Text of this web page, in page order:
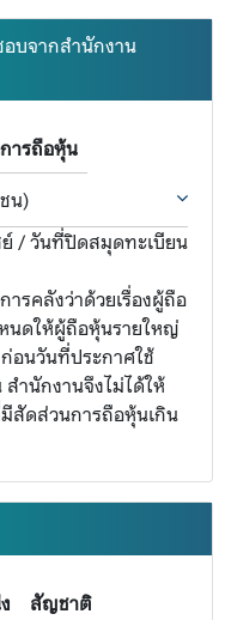
บจากสำนักงาน
ารถือหุ้น
น)
/ วันที่ปิดสมุดทะเบียน
รคลังว่าด้วยเรื่องผู้ถือ
นดให้ผู้ถือหุ้นรายใหญ่
อนวันที่ประกาศใช้
ำนักงานจึงไม่ได้ให้
สัดส่วนการถือหุ้นเกิน
สัญชาติ